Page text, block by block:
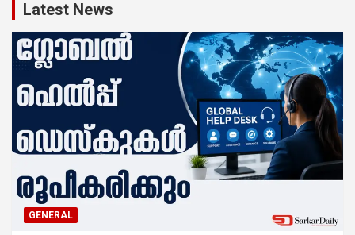
Latest News
GENERAL